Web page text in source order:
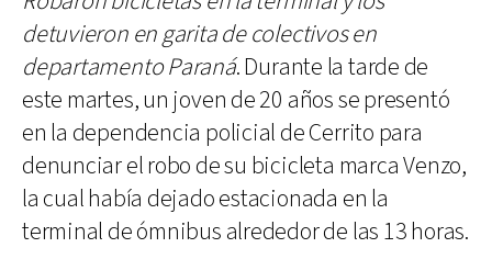
detuvieron en garita de colectivos en
departamento Paraná. Durante la tarde de
este martes, un joven de 20 años se presentó
en la dependencia policial de Cerrito para
denunciar el robo de su bicicleta marca Venzo,
la cual había dejado estacionada en la
terminal de ómnibus alrededor de las 13 horas.